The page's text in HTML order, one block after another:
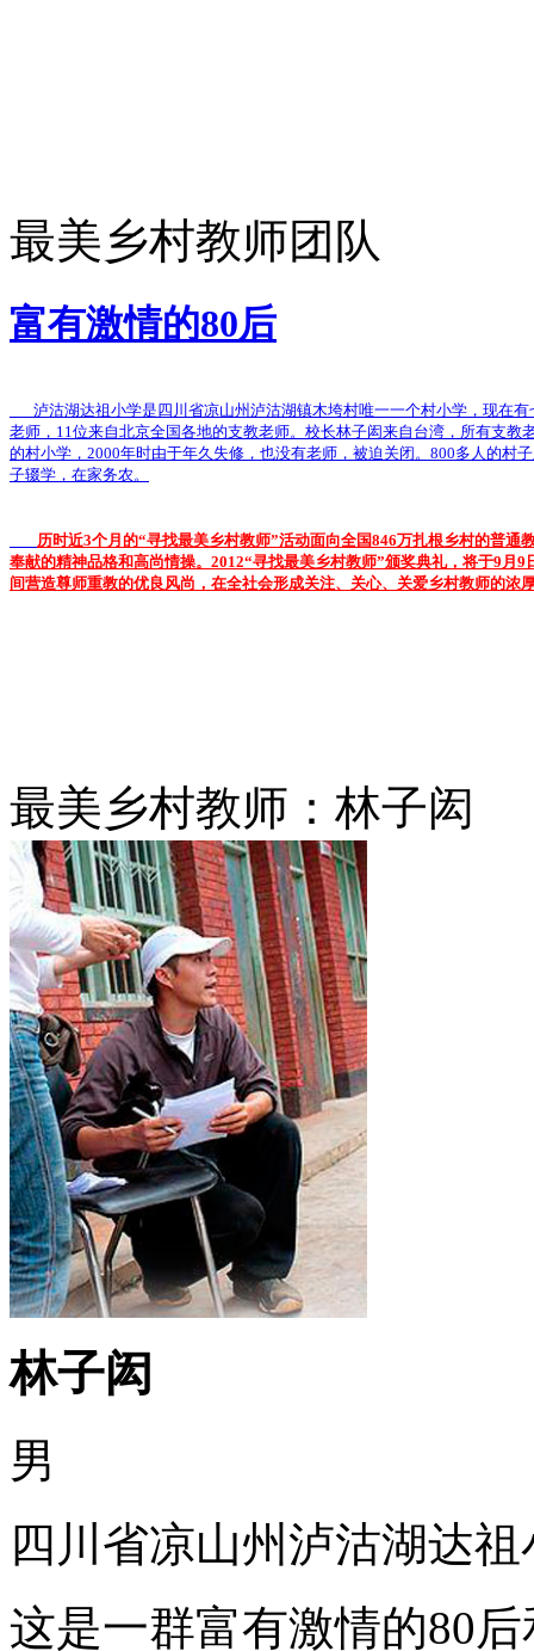
最美乡村教师团队
富有激情的80后
泸沽湖达祖小学是四川省凉山州泸沽湖镇木垮村唯一一个村小学，现在
老师，11位来自北京全国各地的支教老师。校长林子闳来自台湾，所有支
的村小学，2000年时由于年久失修，也没有老师，被迫关闭。800多人的村
子辍学，在家务农。
历时近3个月的“寻找最美乡村教师”活动面向全国846万扎根乡村的普
奉献的精神品格和高尚情操。2012“寻找最美乡村教师”颁奖典礼，将于9月
间营造尊师重教的优良风尚，在全社会形成关注、关心、关爱乡村教师的浓
最美乡村教师：林子闳
林子闳
男
四川省凉山州泸沽湖达祖
这是一群富有激情的80